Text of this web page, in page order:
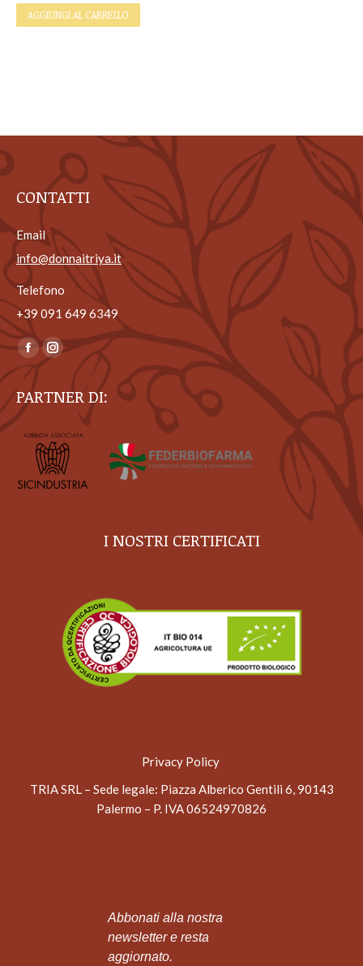
AGGIUNGI AL CARRELLO
CONTATTI
Email
info@donnaitriya.it
Telefono
+39 ‎091 649 6349
Ci puoi trovare su:
Facebook
page
opens
new
window
Instagram
page
opens
new
window
PARTNER DI:
I NOSTRI CERTIFICATI
Privacy Policy
TRIA SRL – Sede legale: Piazza Alberico Gentili 6, 90143
Palermo – P. IVA 06524970826